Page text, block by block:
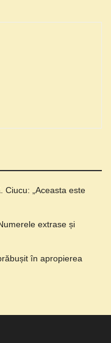
Ciucu: „Aceasta este
extrase și
în apropierea